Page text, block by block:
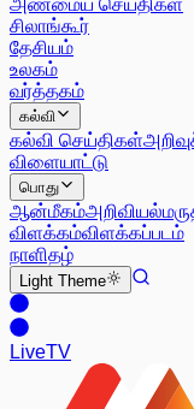
சிலாங்கூர்
தேசியம்
உலகம்
வர்த்தகம்
கல்வி
கல்வி செய்திகள்
விளையாட்டு
பொது
ஆன்மீகம்அறிவியல்
விளக்கம்விளக்கப்படம்
நாளிதழ்
Light Theme
LiveTV